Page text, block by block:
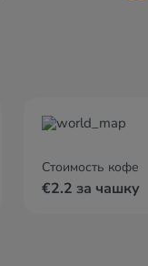
Стоимость кофе
€2.2 за чашку